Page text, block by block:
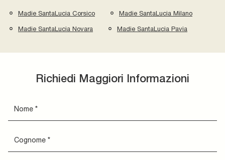
Madie SantaLucia Corsico Madie SantaLucia Milano
Madie SantaLucia Novara Madie SantaLucia Pavia
Richiedi Maggiori Informazioni